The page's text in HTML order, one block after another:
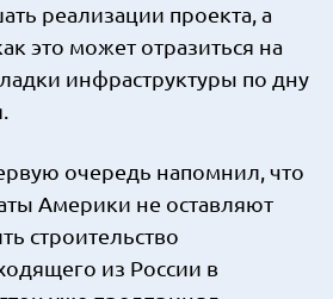
реализации проекта, а
это может отразиться на
инфраструктуры по дну
очередь напомнил, что
Америки не оставляют
строительство
из России в